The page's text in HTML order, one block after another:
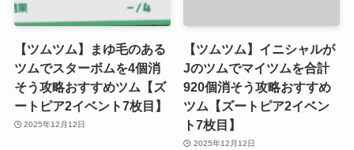
【ツムツム】まゆ毛のある
ツムでスターボムを4個消
そう攻略おすすめツム【ズ
ートピア2イベント7枚目】
2025年12月12日
【ツムツム】イニシャルが
Jのツムでマイツムを合計
920個消そう攻略おすすめ
ツム【ズートピア2イベン
ト7枚目】
2025年12月12日